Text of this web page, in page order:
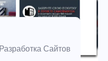
Разработка Сайтов